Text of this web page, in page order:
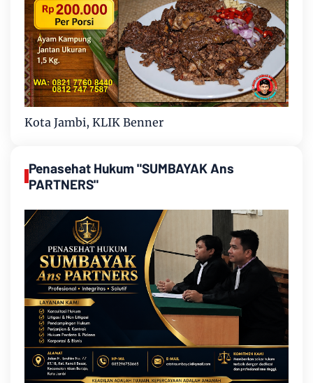
Kota Jambi, KLIK Benner
Penasehat Hukum "SUMBAYAK Ans
PARTNERS"